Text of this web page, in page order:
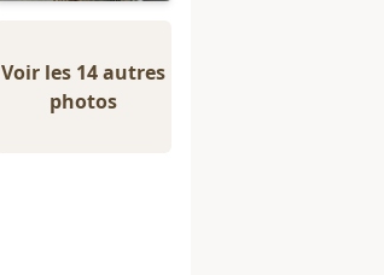
Voir les 14 autres
photos